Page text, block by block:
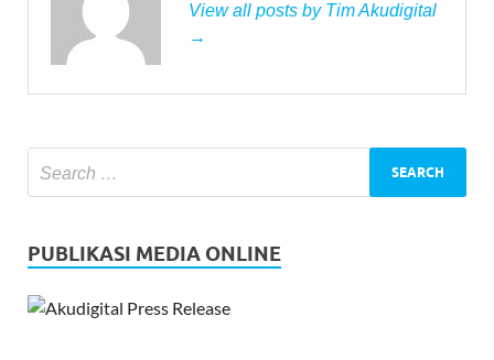
View all posts by Tim Akudigital
→
PUBLIKASI MEDIA ONLINE